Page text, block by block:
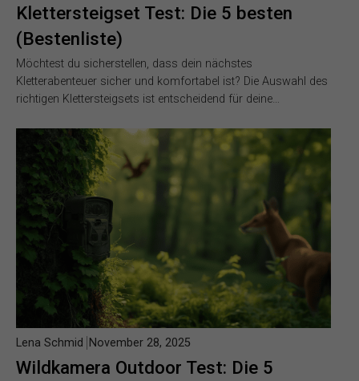
Klettersteigset Test: Die 5 besten
(Bestenliste)
Möchtest du sicherstellen, dass dein nächstes
Kletterabenteuer sicher und komfortabel ist? Die Auswahl des
richtigen Klettersteigsets ist entscheidend für deine…
Wildkamera Outdoor Test: Die 5
Lena Schmid November 28, 2025